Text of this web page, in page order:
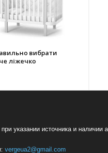
вибрати
ліжечко
указании источника и
vergeua2@gmail.com